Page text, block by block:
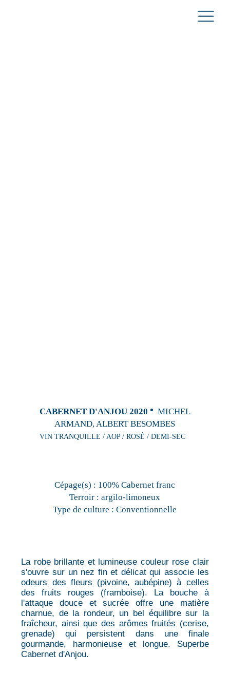
CABERNET D'ANJOU 2020
MICHEL
ARMAND, ALBERT BESOMBES
VIN TRANQUILLE / AOP / ROSÉ / DEMI-SEC
Cépage(s) : 100% Cabernet franc
Terroir : argilo-limoneux
Type de culture : Conventionnelle
La robe brillante et lumineuse couleur rose clair
s'ouvre sur un nez fin et délicat qui associe les
odeurs des fleurs (pivoine, aubépine) à celles
des fruits rouges (framboise). La bouche à
l'attaque douce et sucrée offre une matière
charnue, de la rondeur, un bel équilibre sur la
fraîcheur, ainsi que des arômes fruités (cerise,
grenade) qui persistent dans une finale
gourmande, harmonieuse et longue. Superbe
Cabernet d'Anjou.